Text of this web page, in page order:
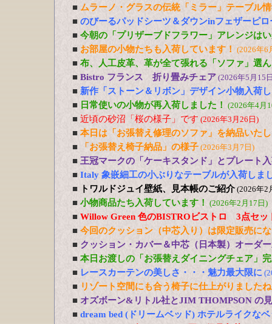
■ ムラーノ・グラスの伝統「ミラー」テーブル
■ のびーるパッドシーツ＆ダウンinフェザーピ
■ 今朝の「プリザーブドフラワー」アレンジは
■ お部屋の小物たちも入荷しています！ (2026年6
■ 布、人工皮革、革が全て張れる「ソファ」選
■ Bistro フランス 折り畳みチェア (2026年5月15
■ 新作「ストーン＆リボン」デザイン小物入荷
■ 日常使いの小物が再入荷しました！ (2026年4月
■ 近頃の砂沼「桜の様子」です (2026年3月26日)
■ 本日は「お張替え修理のソファ」を納品いた
■
「お張替え椅子納品」の様子 (2026年3月7日)
■ 王冠マークの「ケーキスタンド」とプレート
■ Italy 象嵌細工の小ぶりなテーブルが入荷しま
■
トワルドジュイ壁紙、見本帳のご紹介(2026年2
■ 小物商品たち入荷しています！ (2026年2月17日)
■ Willow Green 色のBISTROビストロ 3点セッ
■ 今回のクッション（中芯入り）は限定販売に
■ クッション・カバー＆中芯（日本製）オーダ
■ 本日お渡しの「お張替えダイニングチェア」
■ レースカーテンの美しさ・・・魅力最大限に
■ リゾート空間にも合う椅子に仕上がりましたね
■ オズボーン&リトル社とJIM THOMPSON の
■ dream bed (ドリームベッド) ホテルライクな